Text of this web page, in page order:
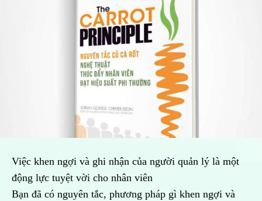
Việc khen ngợi và ghi nhận của người quản lý là một
động lực tuyệt vời cho nhân viên
Bạn đã có nguyên tắc, phương pháp gì khen ngợi và